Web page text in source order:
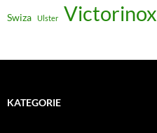
Swiza Ulster Victorinox
KATEGORIE